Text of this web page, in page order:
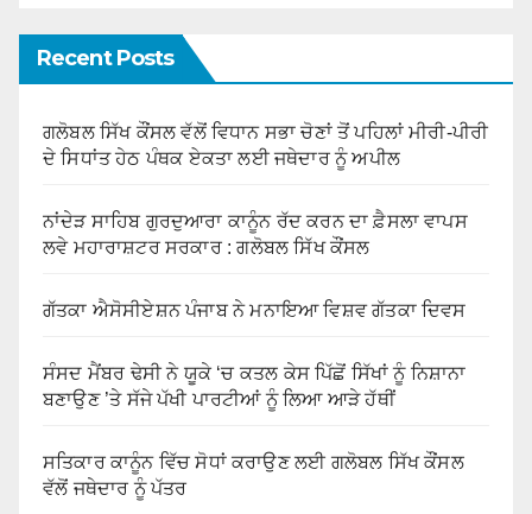
Recent Posts
ਗਲੋਬਲ ਸਿੱਖ ਕੌਂਸਲ ਵੱਲੋਂ ਵਿਧਾਨ ਸਭਾ ਚੋਣਾਂ ਤੋਂ ਪਹਿਲਾਂ ਮੀਰੀ-ਪੀਰੀ
ਦੇ ਸਿਧਾਂਤ ਹੇਠ ਪੰਥਕ ਏਕਤਾ ਲਈ ਜਥੇਦਾਰ ਨੂੰ ਅਪੀਲ
ਨਾਂਦੇੜ ਸਾਹਿਬ ਗੁਰਦੁਆਰਾ ਕਾਨੂੰਨ ਰੱਦ ਕਰਨ ਦਾ ਫ਼ੈਸਲਾ ਵਾਪਸ
ਲਵੇ ਮਹਾਰਾਸ਼ਟਰ ਸਰਕਾਰ : ਗਲੋਬਲ ਸਿੱਖ ਕੌਂਸਲ
ਗੱਤਕਾ ਐਸੋਸੀਏਸ਼ਨ ਪੰਜਾਬ ਨੇ ਮਨਾਇਆ ਵਿਸ਼ਵ ਗੱਤਕਾ ਦਿਵਸ
ਸੰਸਦ ਮੈਂਬਰ ਢੇਸੀ ਨੇ ਯੂਕੇ ‘ਚ ਕਤਲ ਕੇਸ ਪਿੱਛੋਂ ਸਿੱਖਾਂ ਨੂੰ ਨਿਸ਼ਾਨਾ
ਬਣਾਉਣ ’ਤੇ ਸੱਜੇ ਪੱਖੀ ਪਾਰਟੀਆਂ ਨੂੰ ਲਿਆ ਆੜੇ ਹੱਥੀਂ
ਸਤਿਕਾਰ ਕਾਨੂੰਨ ਵਿੱਚ ਸੋਧਾਂ ਕਰਾਉਣ ਲਈ ਗਲੋਬਲ ਸਿੱਖ ਕੌਂਸਲ
ਵੱਲੋਂ ਜਥੇਦਾਰ ਨੂੰ ਪੱਤਰ